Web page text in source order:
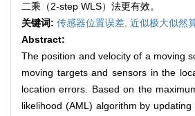
二乘（2-step WLS）法更有效。
关键词: 传感器位置误差, 近似极大似然
Abstract:
The position and velocity of a moving
moving targets and sensors in the
location errors. Based on the
likelihood (AML) algorithm by